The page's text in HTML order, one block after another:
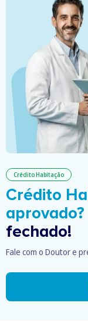
Crédito Habitação
Crédito
aprovado?
fechado!
Fale com o Doutor e